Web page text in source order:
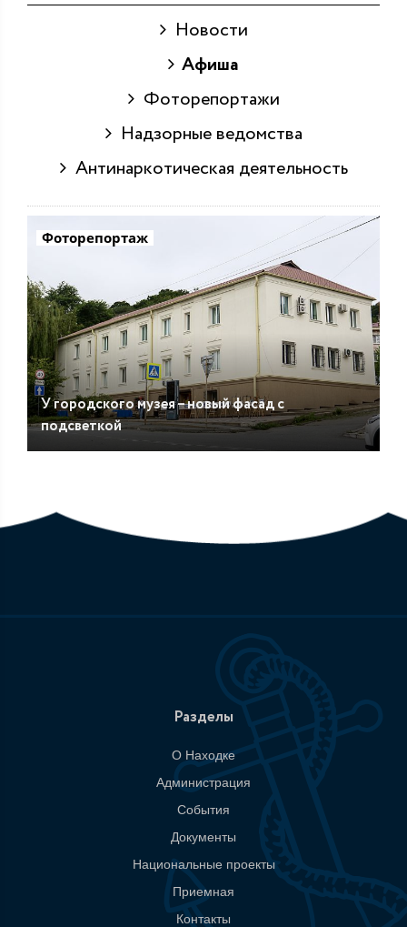
Новости
Афиша
Фоторепортажи
Надзорные ведомства
Антинаркотическая деятельность
Фоторепортаж
У городского музея – новый фасад с
подсветкой
Разделы
О Находке
Администрация
События
Документы
Национальные проекты
Приемная
Контакты